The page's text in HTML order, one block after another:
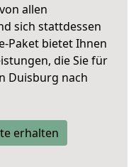
allen
sich stattdessen
Paket bietet Ihnen
die Sie für
Duisburg nach
erhalten